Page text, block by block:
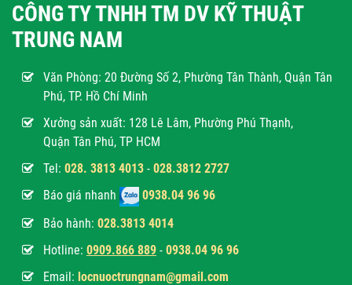
CÔNG TY TNHH TM DV KỸ THUẬT
TRUNG NAM
Văn Phòng: 20 Đường Số 2, Phường Tân Thành, Quận Tân
Phú, TP. Hồ Chí Minh
Xưởng sản xuất: 128 Lê Lâm, Phường Phú Thạnh,
Quận Tân Phú, TP HCM
Tel: 028. 3813 4013 - 028.3812 2727
Báo giá nhanh
0938.04 96 96
Bảo hành: 028.3813 4014
Hotline: 0909.866 889 - 0938.04 96 96
Email: locnuoctrungnam@gmail.com